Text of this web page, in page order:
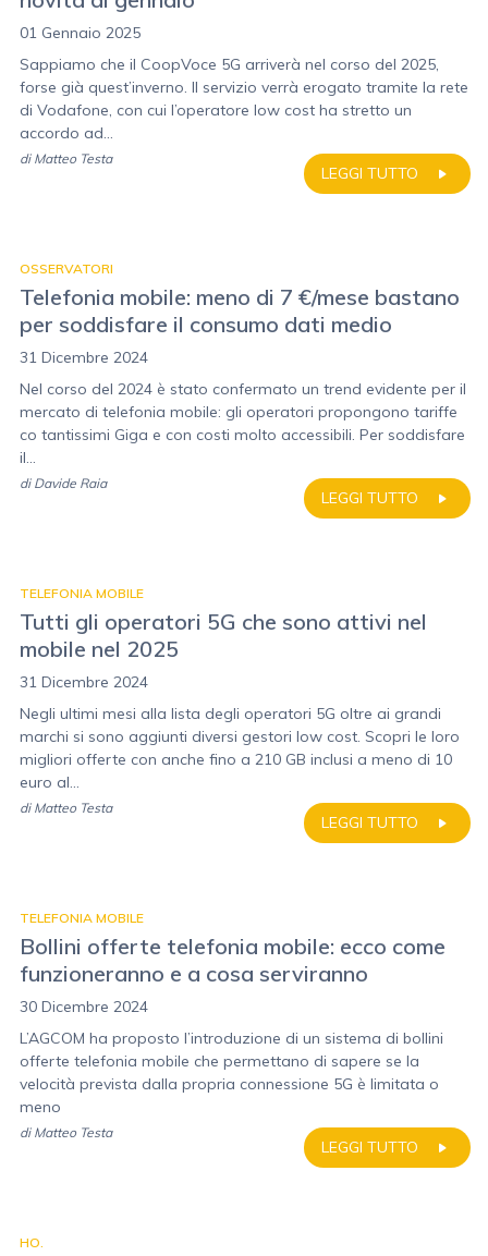
01 Gennaio 2025
Sappiamo che il CoopVoce 5G arriverà nel corso del 2025,
forse già quest’inverno. Il servizio verrà erogato tramite la rete
di Vodafone, con cui l’operatore low cost ha stretto un
accordo ad...
LEGGI TUTTO
di Matteo Testa
OSSERVATORI
Telefonia mobile: meno di 7 €/mese bastano
per soddisfare il consumo dati medio
31 Dicembre 2024
Nel corso del 2024 è stato confermato un trend evidente per il
mercato di telefonia mobile: gli operatori propongono tariffe
co tantissimi Giga e con costi molto accessibili. Per soddisfare
il...
LEGGI TUTTO
di Davide Raia
TELEFONIA MOBILE
Tutti gli operatori 5G che sono attivi nel
mobile nel 2025
31 Dicembre 2024
Negli ultimi mesi alla lista degli operatori 5G oltre ai grandi
marchi si sono aggiunti diversi gestori low cost. Scopri le loro
migliori offerte con anche fino a 210 GB inclusi a meno di 10
euro al...
LEGGI TUTTO
di Matteo Testa
TELEFONIA MOBILE
Bollini offerte telefonia mobile: ecco come
funzioneranno e a cosa serviranno
30 Dicembre 2024
L’AGCOM ha proposto l’introduzione di un sistema di bollini
offerte telefonia mobile che permettano di sapere se la
velocità prevista dalla propria connessione 5G è limitata o
meno
LEGGI TUTTO
di Matteo Testa
HO.